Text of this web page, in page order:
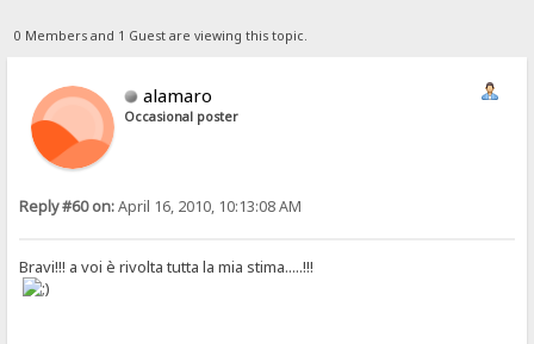
0 Members and 1 Guest are viewing this topic.
alamaro
Occasional poster
Reply #60 on:April 16, 2010, 10:13:08 AM
Bravi!!! a voi è rivolta tutta la mia stima.....!!!